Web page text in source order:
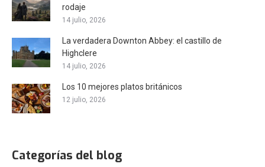
rodaje
14 julio, 2026
La verdadera Downton Abbey: el castillo de
Highclere
14 julio, 2026
Los 10 mejores platos británicos
12 julio, 2026
Categorías del blog